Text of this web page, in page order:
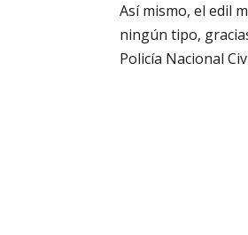
Así mismo, el edil
ningún tipo,
Policía Nacional